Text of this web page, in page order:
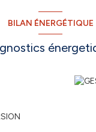
BILAN ÉNERGÉTIQUE